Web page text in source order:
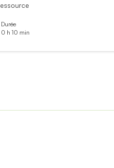
Durée
0 h 10 min